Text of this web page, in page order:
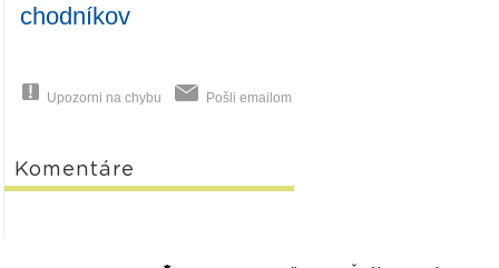
chodníkov
Upozorni na chybu Pošli emailom
Komentáre